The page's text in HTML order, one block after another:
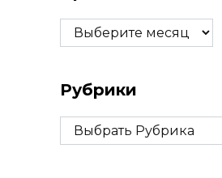
Архивы
Рубрики
Рубрики